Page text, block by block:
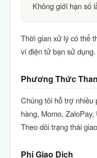
Không giới hạn số
Thời gian xử lý có thể
ví điện tử bạn sử dụng.
Phương Thức
Chúng tôi hỗ trợ nhiều
hàng, Momo,
Theo dõi trạng thái
Phí Giao Dịch